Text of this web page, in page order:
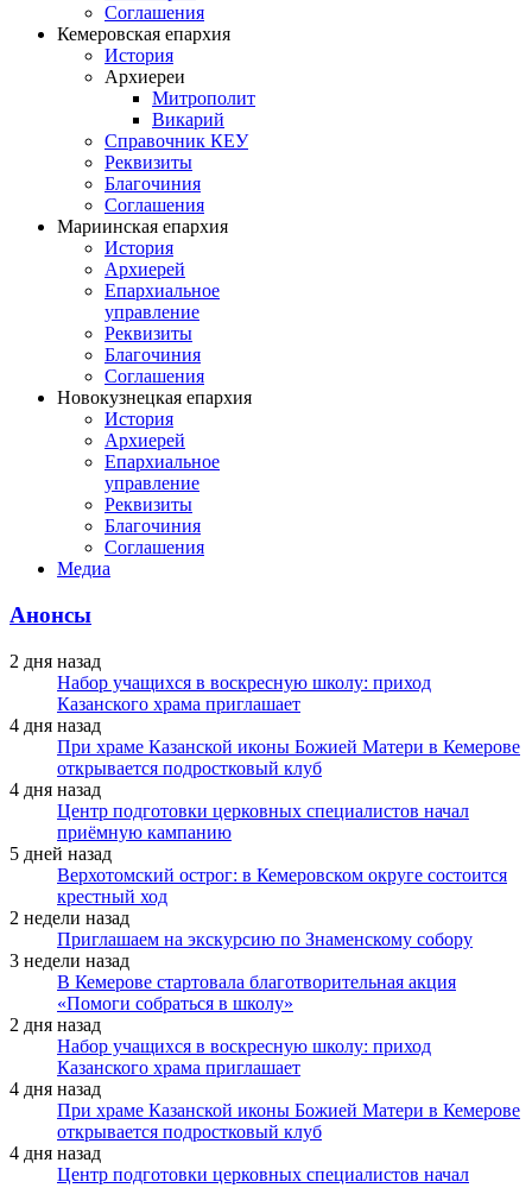
Соглашения
Кемеровская епархия
История
Архиереи
Митрополит
Викарий
Справочник КЕУ
Реквизиты
Благочиния
Соглашения
Мариинская епархия
История
Архиерей
Епархиальное
управление
Реквизиты
Благочиния
Соглашения
Новокузнецкая епархия
История
Архиерей
Епархиальное
управление
Реквизиты
Благочиния
Соглашения
Медиа
Анонсы
2 дня назад
Набор учащихся в воскресную школу: приход
Казанского храма приглашает
4 дня назад
При храме Казанской иконы Божией Матери в Кемерове
открывается подростковый клуб
4 дня назад
Центр подготовки церковных специалистов начал
приёмную кампанию
5 дней назад
Верхотомский острог: в Кемеровском округе состоится
крестный ход
2 недели назад
Приглашаем на экскурсию по Знаменскому собору
3 недели назад
В Кемерове стартовала благотворительная акция
«Помоги собраться в школу»
2 дня назад
Набор учащихся в воскресную школу: приход
Казанского храма приглашает
4 дня назад
При храме Казанской иконы Божией Матери в Кемерове
открывается подростковый клуб
4 дня назад
Центр подготовки церковных специалистов начал